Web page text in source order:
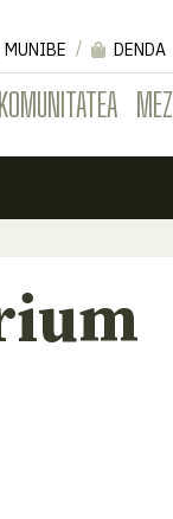
KOMUNITATEA
MUNIBE DENDA